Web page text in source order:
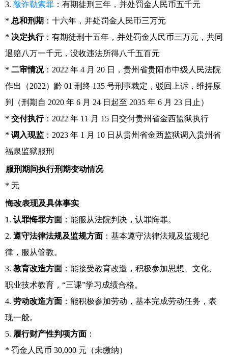
3. 敲诈勒索罪 ：有期徒刑三年，并处罚金人民币五千元
* 总和刑期 ：十六年，并处罚金人民币三万元
* 决定执行：有期徒刑十五年，并处罚金人民币三万元，共同
退赔八万一千元，没收违法所得八千五百元
* 二审情况：2022 年 4 月 20 日，贵州省贵阳市中级人民法院
作出（2022）黔 01 刑终 135 号刑事裁定，驳回上诉，维持原
判（刑期自 2020 年 6 月 24 日起至 2035 年 6 月 23 日止）
* 交付执行：2022 年 11 月 15 日交付贵州省金西监狱执行
* 调入现监 ：2023 年 1 月 10 日从贵州省金西监狱调入贵州省
福泉监狱服刑
服刑期间执行刑期变动情况
* 无
悔改表现及具体事实
1. 认罪悔罪方面 ：能服从法院判决，认罪悔罪。
2. 遵守法律法规及监规方面 ：基本遵守法律法规及监规纪
律，服从管教。
3. 教育改造方面 ：能接受教育改造，积极参加思想、文化、
职业技术教育，“三课”学习成绩合格。
4. 劳动改造方面 ：能积极参加劳动，基本完成劳动任务，表
现一般。
5. 履行财产性判项方面 ：
* 罚金人民币 30,000 元（未缴纳）